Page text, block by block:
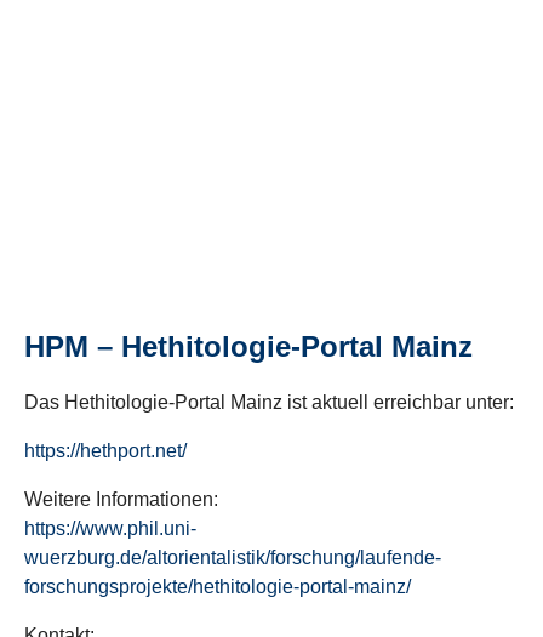
HPM – Hethitologie-Portal Mainz
Das Hethitologie-Portal Mainz ist aktuell erreichbar unter:
https://hethport.net/
Weitere Informationen:
https://www.phil.uni-
wuerzburg.de/altorientalistik/forschung/laufende-
forschungsprojekte/hethitologie-portal-mainz/